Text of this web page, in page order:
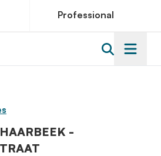
Professional
-